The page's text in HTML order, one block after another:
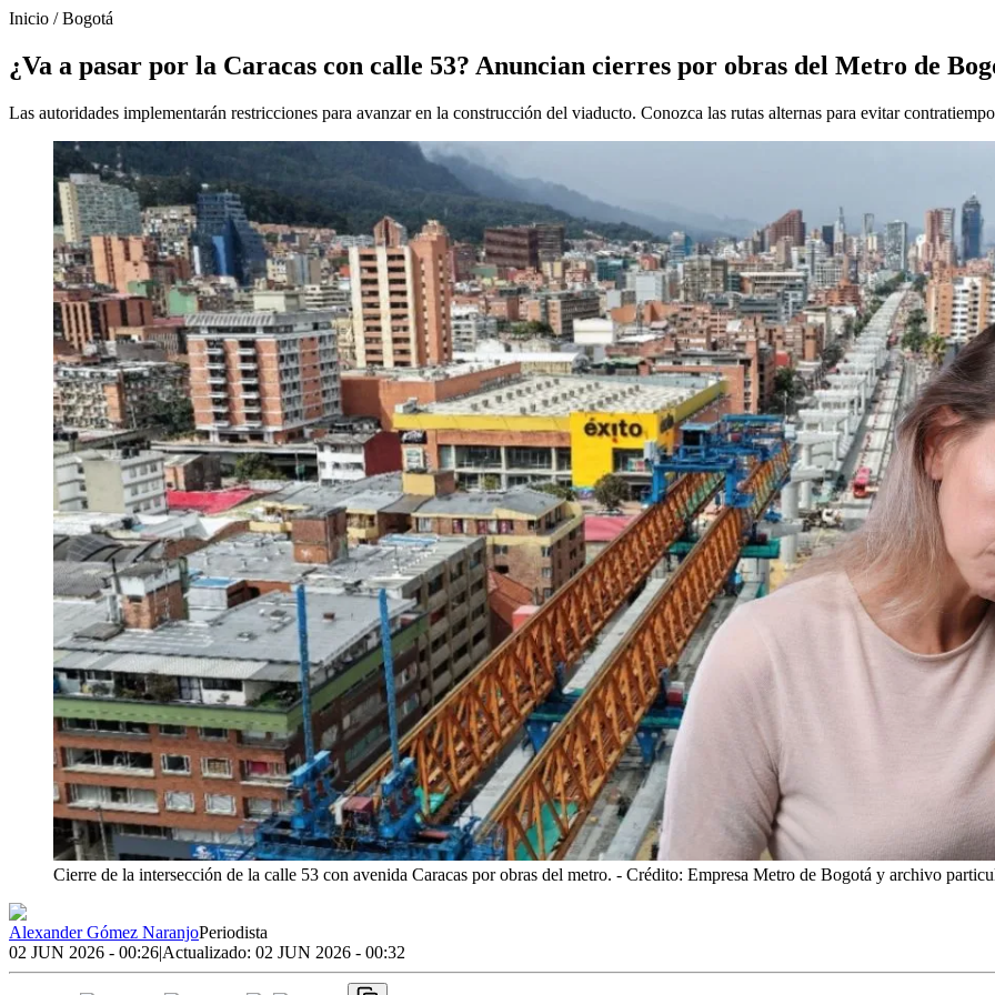
Inicio /Bogotá
¿Va a pasar por la Caracas con calle 53? Anuncian cierres por obras del Metro de
Las autoridades implementarán restricciones para avanzar en la construcción del viaducto. Conozca las rutas alternas para evitar
Cierre de la intersección de la calle 53 con avenida Caracas por obras del metro. - Crédito: Empresa Metro de Bogotá y archivo
Alexander Gómez NaranjoPeriodista
02 JUN 2026 - 00:26|Actualizado: 02 JUN 2026 - 00:32